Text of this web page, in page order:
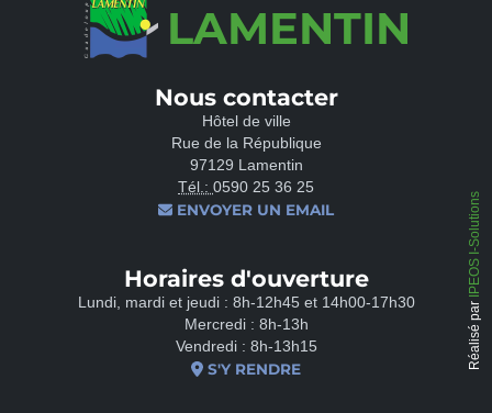
LAMENTIN
Nous contacter
Hôtel de ville
Rue de la République
97129 Lamentin
Tél.: 0590 25 36 25
ENVOYER UN EMAIL
Horaires d'ouverture
Lundi, mardi et jeudi : 8h-12h45 et 14h00-17h30
Mercredi : 8h-13h
Vendredi : 8h-13h15
S'Y RENDRE Réalisé par
IPEOS I-Solutions